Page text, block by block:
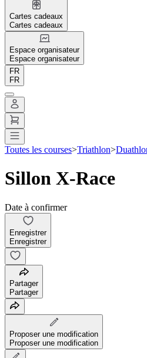
Cartes cadeaux
Cartes cadeaux
Espace organisateur
Espace organisateur
FR
FR
Toutes les courses>Triathlon>
Sillon X-Race
Date à confirmer
Enregistrer
Enregistrer
Partager
Partager
Proposer une modification
Proposer une modification